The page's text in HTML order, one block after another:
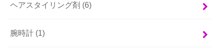
ヘアスタイリング剤 (6)
腕時計 (1)